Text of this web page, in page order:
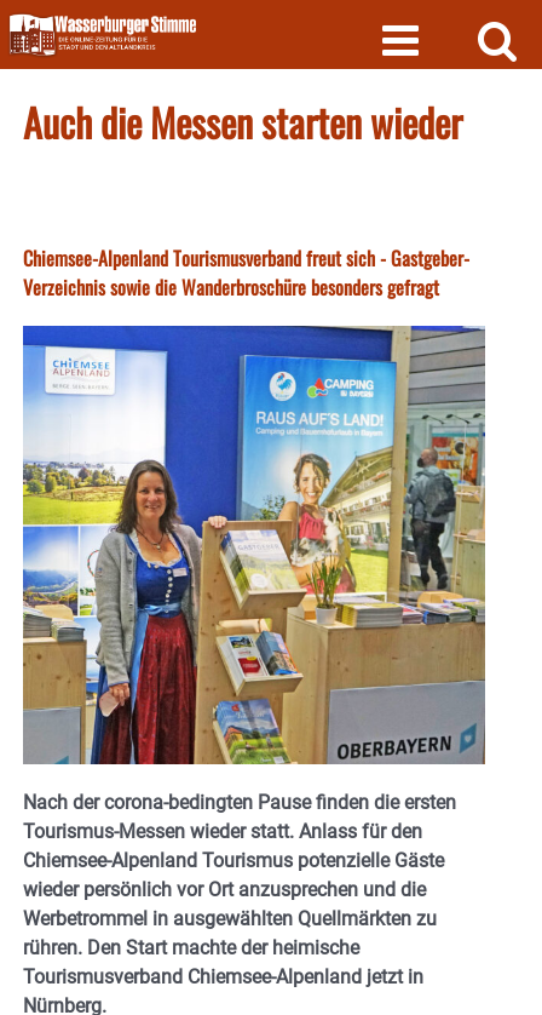
Skip
to
content
Auch die Messen starten wieder
Chiemsee-Alpenland Tourismusverband freut sich - Gastgeber-
Verzeichnis sowie die Wanderbroschüre besonders gefragt
Nach der corona-bedingten Pause finden die ersten
Tourismus-Messen wieder statt. Anlass für den
Chiemsee-Alpenland Tourismus potenzielle Gäste
wieder persönlich vor Ort anzusprechen und die
Werbetrommel in ausgewählten Quellmärkten zu
rühren. Den Start machte der heimische
Tourismusverband Chiemsee-Alpenland jetzt in
Nürnberg.